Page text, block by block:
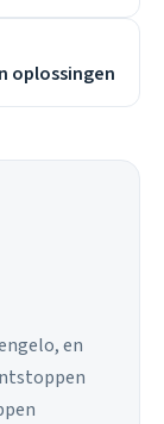
oplossingen
en